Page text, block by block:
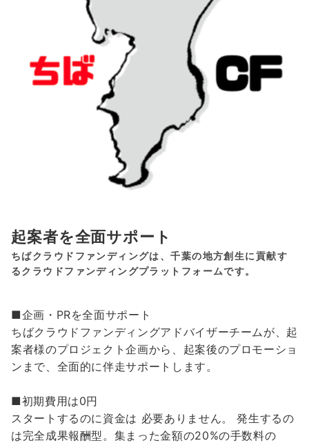
起案者を全面サポート
ちばクラウドファンディングは、千葉の地方創生に貢献す
るクラウドファンディングプラットフォームです。
■企画・PRを全面サポート
ちばクラウドファンディングアドバイザーチームが、起
案者様のプロジェクト企画から、起案後のプロモーショ
ンまで、全面的に伴走サポートします。
■初期費用は0円
スタートするのに資金は 必要ありません。 発生するの
は完全成果報酬型。集まった金額の20%の手数料の